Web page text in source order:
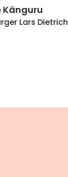
Känguru
Lars Dietrich